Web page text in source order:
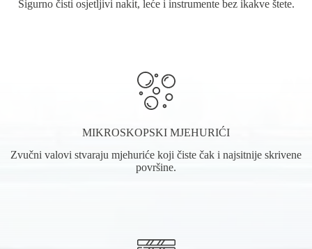
Sigurno čisti osjetljivi nakit, leće i instrumente bez ikakve štete.
MIKROSKOPSKI MJEHURIĆI
Zvučni valovi stvaraju mjehuriće koji čiste čak i najsitnije skrivene
površine.